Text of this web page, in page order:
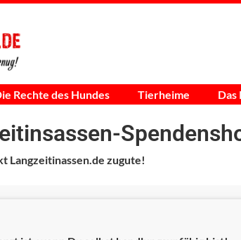
Rechte des Hundes Tierheime
Langzeitinassen.de zugute!